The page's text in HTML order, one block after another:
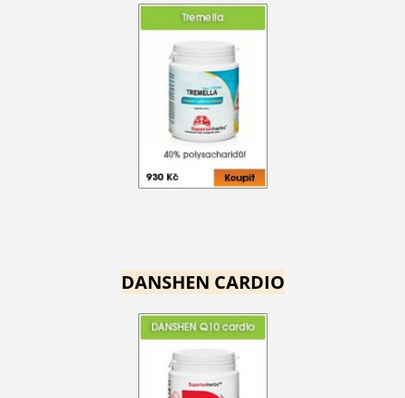
DANSHEN CARDIO